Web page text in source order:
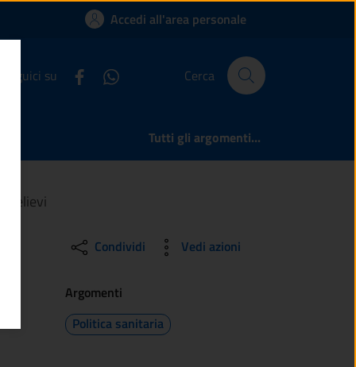
prelievi |
Accedi all'area personale
Seguici su Cerca
Tutti gli argomenti...
Condividi Vedi azioni
Argomenti
Politica sanitaria